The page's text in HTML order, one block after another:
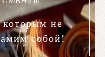
которым не
собой!